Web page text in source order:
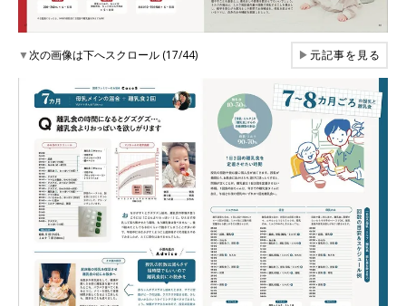
▼次の画像は下へスクロール (17/44) ▶元記事を見る